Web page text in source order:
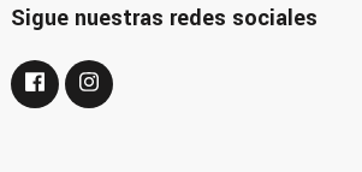
Sigue nuestras redes sociales